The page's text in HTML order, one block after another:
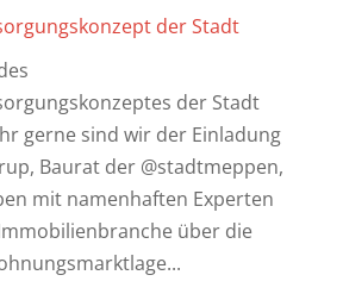
der Stadt
der Stadt
gerne sind wir der Einladung
Baurat der @stadtmeppen,
mit namenhaften Experten
über die